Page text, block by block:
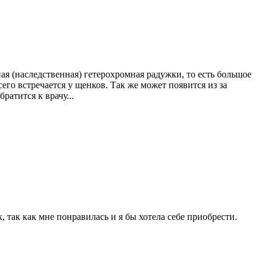
гетерохромная радужки, то есть большое
встречается у щенков. Так же может появится из за
к врачу...
как мне понравилась и я бы хотела себе приобрести.